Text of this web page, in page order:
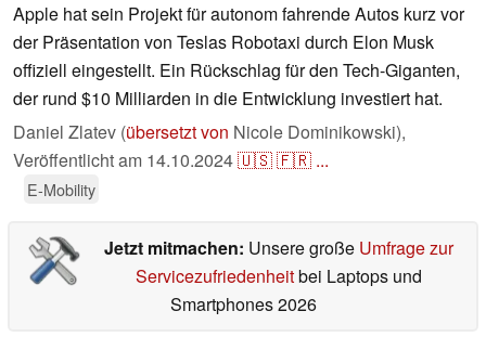
Apple hat sein Projekt für autonom fahrende Autos kurz vor
der Präsentation von Teslas Robotaxi durch Elon Musk
offiziell eingestellt. Ein Rückschlag für den Tech-Giganten,
der rund $10 Milliarden in die Entwicklung investiert hat.
Daniel Zlatev (übersetzt von Nicole Dominikowski),
Veröffentlicht am 14.10.2024🇺🇸🇫🇷 ...
E-Mobility
Jetzt mitmachen: Unsere große Umfrage zur
Servicezufriedenheitbei Laptops und
Smartphones 2026